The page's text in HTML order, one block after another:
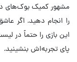
مشهور کمیک بوک‌های
را انجام دهید. اگر
این بازی را حتماً در
پای تجربه‌اش بنشینید.